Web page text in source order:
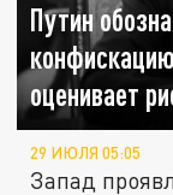
Путин
оценивает
29 ИЮЛЯ 05:05
Запад